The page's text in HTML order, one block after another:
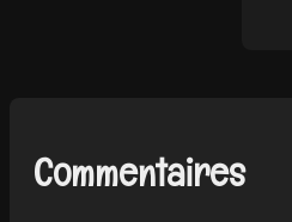
Commentaires